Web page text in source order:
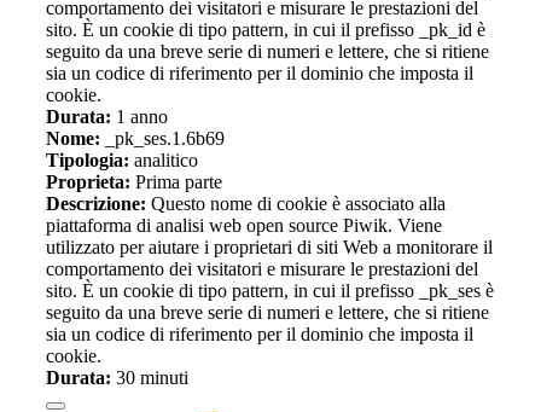
comportamento dei visitatori e misurare le prestazioni del
sito. È un cookie di tipo pattern, in cui il prefisso _pk_id è
seguito da una breve serie di numeri e lettere, che si ritiene
sia un codice di riferimento per il dominio che imposta il
cookie.
Durata: 1 anno
Nome: _pk_ses.1.6b69
Tipologia: analitico
Proprieta: Prima parte
Descrizione: Questo nome di cookie è associato alla
piattaforma di analisi web open source Piwik. Viene
utilizzato per aiutare i proprietari di siti Web a monitorare il
comportamento dei visitatori e misurare le prestazioni del
sito. È un cookie di tipo pattern, in cui il prefisso _pk_ses è
seguito da una breve serie di numeri e lettere, che si ritiene
sia un codice di riferimento per il dominio che imposta il
cookie.
Durata: 30 minuti